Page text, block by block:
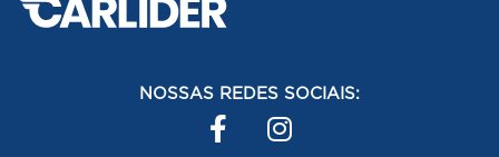
NOSSAS REDES SOCIAIS: